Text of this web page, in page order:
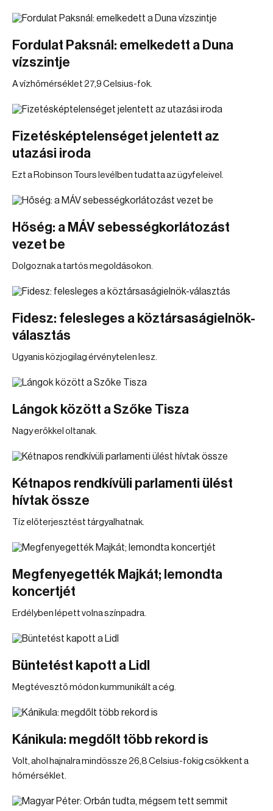
Fordulat Paksnál: emelkedett a Duna
vízszintje
A vízhőmérséklet 27,9 Celsius-fok.
Fizetésképtelenséget jelentett az
utazási iroda
Ezt a Robinson Tours levélben tudatta az ügyfeleivel.
Hőség: a MÁV sebességkorlátozást
vezet be
Dolgoznak a tartós megoldásokon.
Fidesz: felesleges a köztársaságielnök-
választás
Ugyanis közjogilag érvénytelen lesz.
Lángok között a Szőke Tisza
Nagy erőkkel oltanak.
Kétnapos rendkívüli parlamenti ülést
hívtak össze
Tíz előterjesztést tárgyalhatnak.
Megfenyegették Majkát; lemondta
koncertjét
Erdélyben lépett volna színpadra.
Büntetést kapott a Lidl
Megtévesztő módon kummunikált a cég.
Kánikula: megdőlt több rekord is
Volt, ahol hajnalra mindössze 26,8 Celsius-fokig csökkent a
hőmérséklet.